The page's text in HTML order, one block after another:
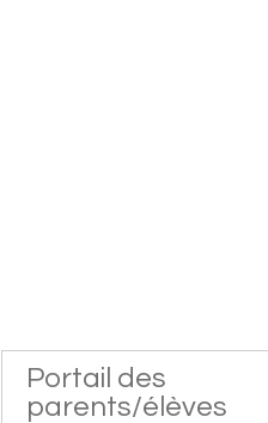
Portail des
parents/élèves